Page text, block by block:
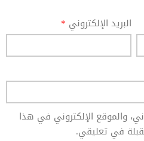
البريد الإلكتروني *
والموقع الإلكتروني في هذا
في تعليقي.